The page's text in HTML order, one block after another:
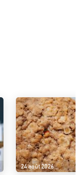
24 août 2026